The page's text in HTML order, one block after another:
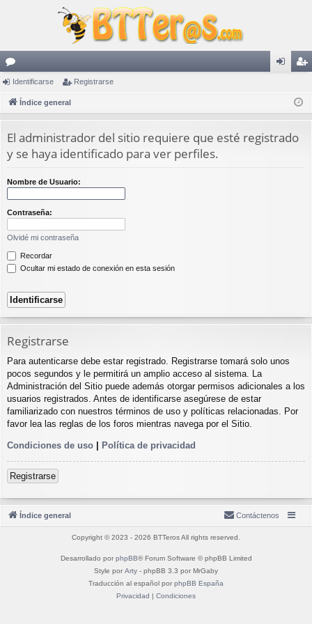
or
os
ar
ist
Identificarse Registrarse
Índice general
El administrador del sitio requiere que esté registrado
y se haya identificado para ver perfiles.
Nombre de Usuario:
Contraseña:
Olvidé mi contraseña
Recordar
Ocultar mi estado de conexión en esta sesión
Registrarse
Para autenticarse debe estar registrado. Registrarse tomará solo unos
pocos segundos y le permitirá un amplio acceso al sistema. La
Administración del Sitio puede además otorgar permisos adicionales a los
usuarios registrados. Antes de identificarse asegúrese de estar
familiarizado con nuestros términos de uso y políticas relacionadas. Por
favor lea las reglas de los foros mientras navega por el Sitio.
Condiciones de uso | Política de privacidad
Registrarse
Índice general Contáctenos
Copyright © 2023 - 2026 BTTeros All rights reserved.
Desarrollado por phpBB® Forum Software © phpBB Limited
Style por Arty - phpBB 3.3 por MrGaby
Traducción al español por phpBB España
Privacidad | Condiciones